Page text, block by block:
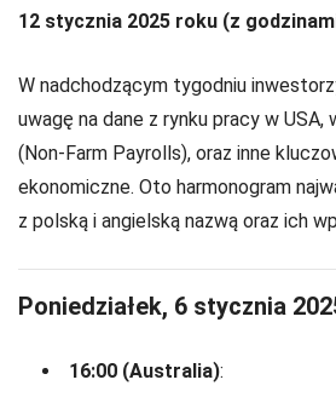
12 stycznia 2025 roku (z
W nadchodzącym tygodniu
uwagę na dane z rynku pracy w
(Non-Farm Payrolls), oraz inne
ekonomiczne. Oto harmonogram
z polską i angielską nazwą oraz ich
Poniedziałek, 6 stycznia
16:00 (Australia):